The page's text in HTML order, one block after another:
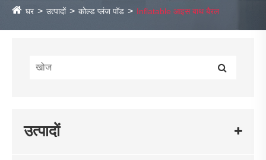
घर उत्पादों कोल्ड प्लंज पॉड Inflatable आइस बाथ बैरल
उत्पादों